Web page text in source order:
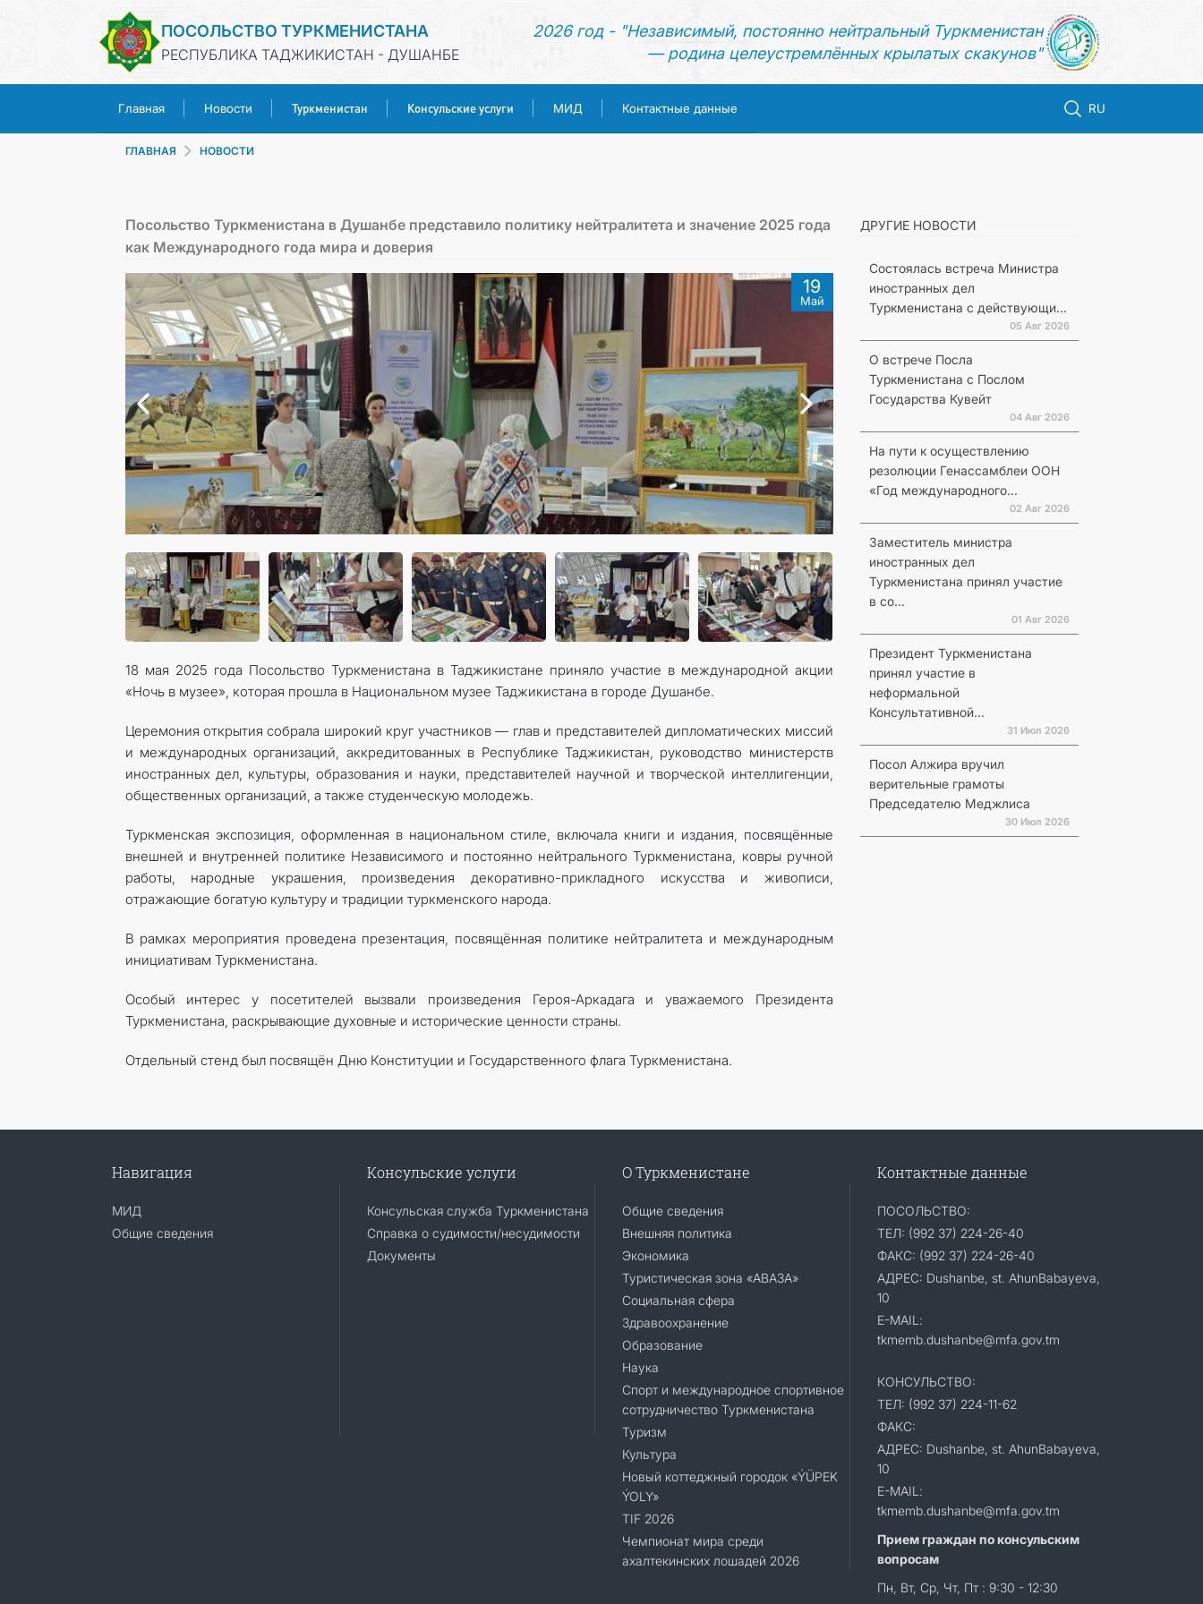
ПОСОЛЬСТВО ТУРКМЕНИСТАНА
РЕСПУБЛИКА ТАДЖИКИСТАН - ДУШАНБЕ
2026 год - "Независимый, постоянно нейтральный Туркменистан
— родина целеустремлённых крылатых скакунов"
Главная Новости Туркменистан Консульские услуги МИД Контактные данные RU
КОНСУЛЬСКИЕ УСЛУГИ
МИД
КОНТАКТНЫЕ ДАННЫЕ
ГЛАВНАЯ НОВОСТИ
Посольство Туркменистана в Душанбе представило политику нейтралитета и значение 2025 года
как Международного года мира и доверия
19
Май
18 мая 2025 года Посольство Туркменистана в Таджикистане приняло участие в международной акции
«Ночь в музее», которая прошла в Национальном музее Таджикистана в городе Душанбе.
Церемония открытия собрала широкий круг участников — глав и представителей дипломатических миссий
и международных организаций, аккредитованных в Республике Таджикистан, руководство министерств
иностранных дел, культуры, образования и науки, представителей научной и творческой интеллигенции,
общественных организаций, а также студенческую молодежь.
Туркменская экспозиция, оформленная в национальном стиле, включала книги и издания, посвящённые
внешней и внутренней политике Независимого и постоянно нейтрального Туркменистана, ковры ручной
работы, народные украшения, произведения декоративно-прикладного искусства и живописи,
отражающие богатую культуру и традиции туркменского народа.
В рамках мероприятия проведена презентация, посвящённая политике нейтралитета и международным
инициативам Туркменистана.
Особый интерес у посетителей вызвали произведения Героя-Аркадага и уважаемого Президента
Туркменистана, раскрывающие духовные и исторические ценности страны.
Отдельный стенд был посвящён Дню Конституции и Государственного флага Туркменистана.
ДРУГИЕ НОВОСТИ
Состоялась встреча Министра
иностранных дел
Туркменистана с действующи...
05 Авг 2026
О встрече Посла
Туркменистана с Послом
Государства Кувейт
04 Авг 2026
На пути к осуществлению
резолюции Генассамблеи ООН
«Год международного...
02 Авг 2026
Заместитель министра
иностранных дел
Туркменистана принял участие
в со...
01 Авг 2026
Президент Туркменистана
принял участие в
неформальной
Консультативной...
31 Июл 2026
Посол Алжира вручил
верительные грамоты
Председателю Меджлиса
30 Июл 2026
Навигация
МИД
Общие сведения
Консульские услуги
Консульская служба Туркменистана
Справка о судимости/несудимости
Документы
О Туркменистане
Общие сведения
Внешняя политика
Экономика
Туристическая зона «АВАЗА»
Социальная сфера
Здравоохранение
Образование
Наука
Спорт и международное спортивное
сотрудничество Туркменистана
Туризм
Культура
Новый коттеджный городок «ÝÜPEK
ÝOLY»
TIF 2026
Чемпионат мира среди
ахалтекинских лошадей 2026
Контактные данные
ПОСОЛЬСТВО:
ТЕЛ: (992 37) 224-26-40
ФАКС: (992 37) 224-26-40
АДРЕС: Dushanbe, st. AhunBabayeva,
10
E-MAIL:
tkmemb.dushanbe@mfa.gov.tm
КОНСУЛЬСТВО:
ТЕЛ: (992 37) 224-11-62
ФАКС:
АДРЕС: Dushanbe, st. AhunBabayeva,
10
E-MAIL:
tkmemb.dushanbe@mfa.gov.tm
Прием граждан по консульским
вопросам
Пн, Вт, Ср, Чт, Пт : 9:30 - 12:30